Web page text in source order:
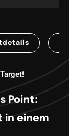
Point:
in einem